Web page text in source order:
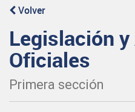
Volver
Legislación
Oficiales
Primera sección